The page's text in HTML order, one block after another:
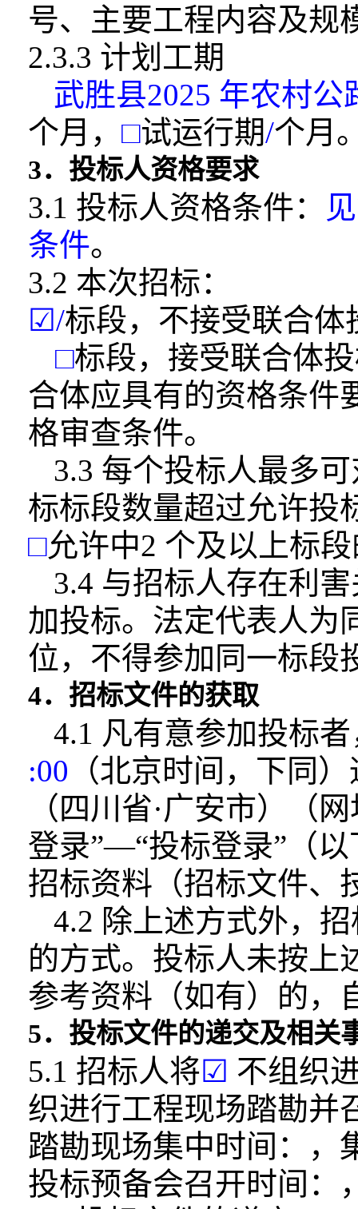
号、主要工程内容及规
2.3.3 计划工期
武胜县2025 年农村
个月， □试运行期/个月
3．投标人资格要求
3.1 投标人资格条件：
条件。
3.2 本次招标：
☑/标段，不接受联合体
□标段，接受联合体
合体应具有的资格条件
格审查条件。
3.3 每个投标人最多
标标段数量超过允许投
□允许中2 个及以上标
3.4 与招标人存在利
加投标。法定代表人为
位，不得参加同一标段
4．招标文件的获取
4.1 凡有意参加投标
:00 （北京时间，下同
（四川省·广安市）（
登录”—“投标登录”（以
招标资料（招标文件、
4.2 除上述方式外，
的方式。投标人未按上
参考资料（如有）的，
5．投标文件的递交及相关
5.1 招标人将☑ 不组织
织进行工程现场踏勘并
踏勘现场集中时间：，
投标预备会召开时间：